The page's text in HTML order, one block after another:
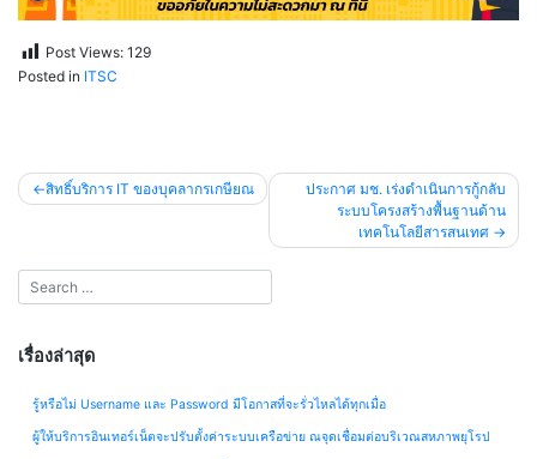
Post Views: 129
Posted in ITSC
แนะแนว
สิทธิ์บริการ IT ของบุคลากรเกษียณ
ประกาศ มช. เร่งดำเนินการกู้กลับ
ระบบโครงสร้างพื้นฐานด้าน
เทคโนโลยีสารสนเทศ
เรื่องล่าสุด
รู้หรือไม่ Username และ Password มีโอกาสที่จะรั่วไหลได้ทุกเมื่อ
ผู้ให้บริการอินเทอร์เน็ตจะปรับตั้งค่าระบบเครือข่าย ณจุดเชื่อมต่อบริเวณสหภาพยุโรป